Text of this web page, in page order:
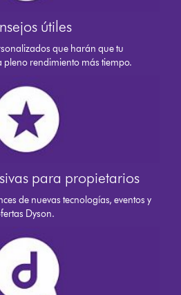
útiles
que harán que tu
rendimiento más tiempo.
para propietarios
de nuevas tecnologías, eventos y
Dyson.